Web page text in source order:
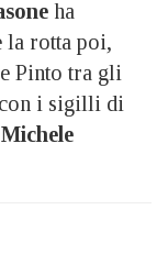
ha
la rotta poi,
Pinto tra gli
i sigilli di